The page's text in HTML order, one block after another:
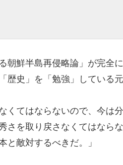
朝鮮半島再侵略論」が完全
歴史」を「勉強」している
くてはならないので、今は
さを取り戻さなくてはなら
と敵対するべきだ。」